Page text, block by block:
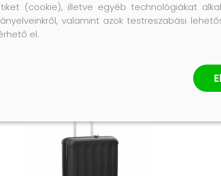
(cookie), illetve egyéb technológiákat
valamint azok testreszabási
el.